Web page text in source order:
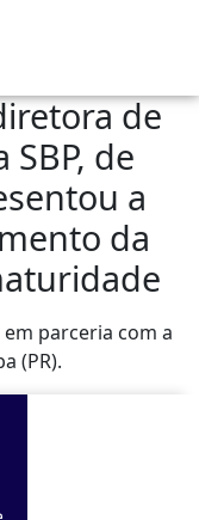
de
de
a
da
parceria com a
(PR).